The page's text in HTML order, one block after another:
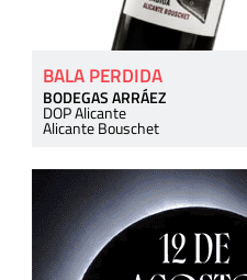
BALA PERDIDA
BODEGAS ARRÁEZ
DOP Alicante
Alicante Bouschet